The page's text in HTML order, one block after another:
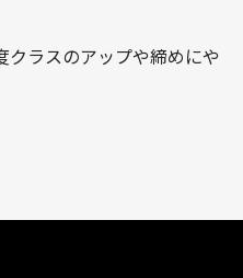
ラスのアップや締めにや